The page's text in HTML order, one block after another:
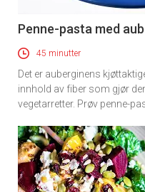
Penne-pasta med
45 minutter
Det er auberginens
innhold av fiber som gjør
vegetarretter. Prøv penne-